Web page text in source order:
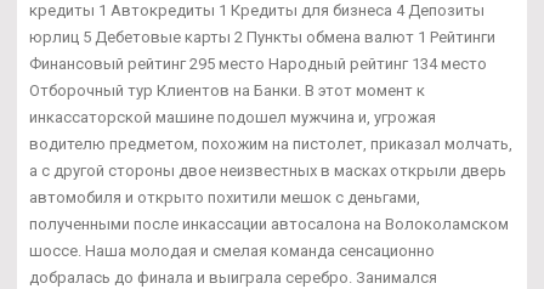
кредиты 1 Автокредиты 1 Кредиты для бизнеса 4 Депозиты
юрлиц 5 Дебетовые карты 2 Пункты обмена валют 1 Рейтинги
Финансовый рейтинг 295 место Народный рейтинг 134 место
Отборочный тур Клиентов на Банки. В этот момент к
инкассаторской машине подошел мужчина и, угрожая
водителю предметом, похожим на пистолет, приказал молчать,
а с другой стороны двое неизвестных в масках открыли дверь
автомобиля и открыто похитили мешок с деньгами,
полученными после инкассации автосалона на Волоколамском
шоссе. Наша молодая и смелая команда сенсационно
добралась до финала и выиграла серебро. Занимался